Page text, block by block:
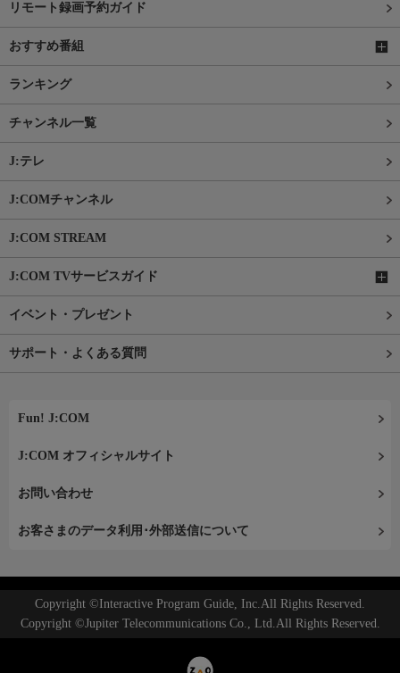
リモート録画予約ガイド
おすすめ番組
ランキング
チャンネル一覧
J:テレ
J:COMチャンネル
J:COM STREAM
J:COM TVサービスガイド
イベント・プレゼント
サポート・よくある質問
Fun! J:COM
J:COM オフィシャルサイト
お問い合わせ
お客さまのデータ利用･外部送信について
Copyright ©Interactive Program Guide, Inc.All Rights Reserved.
Copyright ©Jupiter Telecommunications Co., Ltd.All Rights Reserved.